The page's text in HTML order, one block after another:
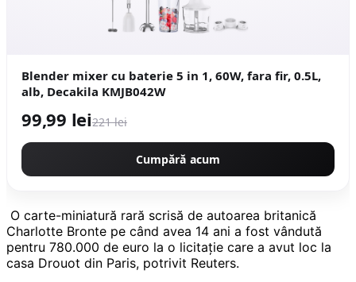
Blender mixer cu baterie 5 in 1, 60W, fara fir, 0.5L,
alb, Decakila KMJB042W
99,99 lei221 lei
Cumpără acum
O carte-miniatură rară scrisă de autoarea britanică
Charlotte Bronte pe când avea 14 ani a fost vândută
pentru 780.000 de euro la o licitație care a avut loc la
casa Drouot din Paris, potrivit Reuters.